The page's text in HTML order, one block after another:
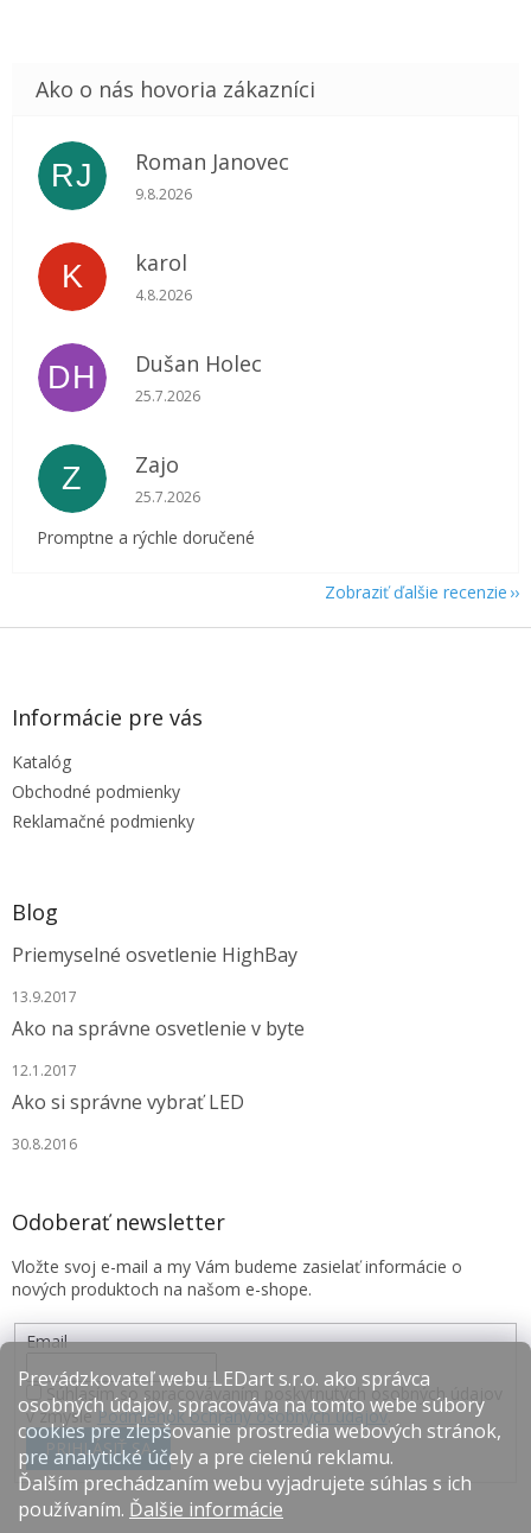
Prevádzkovateľ webu LEDart s.r.o. ako správca
osobných údajov, spracováva na tomto webe súbory
cookies pre zlepšovanie prostredia webových stránok,
pre analytické účely a pre cielenú reklamu.
Ďalším prechádzaním webu vyjadrujete súhlas s ich
používaním. Ďalšie informácie
RJ Roman Janovec
Hodnotenie obchodu je 5 z 5 hviezdičiek.
9.8.2026
K karol
Hodnotenie obchodu je 5 z 5 hviezdičiek.
4.8.2026
DH Dušan Holec
Hodnotenie obchodu je 5 z 5 hviezdičiek.
25.7.2026
Z Zajo
Hodnotenie obchodu je 5 z 5 hviezdičiek.
25.7.2026
Promptne a rýchle doručené
Zobraziť ďalšie recenzie
Z
Informácie pre vás
Katalóg
Obchodné podmienky
Reklamačné podmienky
Blog
Priemyselné osvetlenie HighBay
13.9.2017
Ako na správne osvetlenie v byte
12.1.2017
Ako si správne vybrať LED
30.8.2016
Odoberať newsletter
Vložte svoj e-mail a my Vám budeme zasielať informácie o
nových produktoch na našom e-shope.
Email
Súhlasím so spracovávaním poskytnutých osobných údajov
v zmysle Podmienok ochrany osobných údajov.
PRIHLÁSIŤ SA